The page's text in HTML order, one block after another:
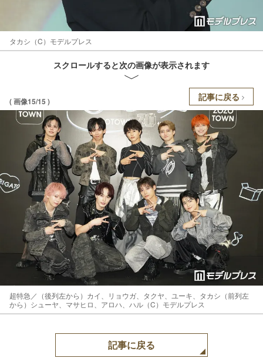
タカシ（C）モデルプレス
スクロールすると次の画像が表示されます
( 画像15/15 ) 記事に戻る
超特急／（後列左から）カイ、リョウガ、タクヤ、ユーキ、タカシ（前列左
から）シューヤ、マサヒロ、アロハ、ハル（C）モデルプレス
記事に戻る